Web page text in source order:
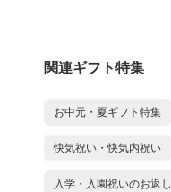
関連ギフト特集
お中元・夏ギフト特集
快気祝い・快気内祝い
入学・入園祝いのお返し